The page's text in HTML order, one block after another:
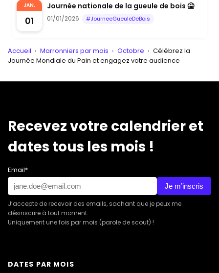
JAN.
01
Journée nationale de la gueule de bois 🤮
01/01/2026 #JourneeGueuleDeBois
Accueil › Marronniers par mois › Octobre › Célébrez la
Journée Mondiale du Pain et engagez votre audience
Recevez votre calendrier et
dates tous les mois !
Email*
Je m’inscris
J’accepte de recevoir des emails, sachant que je peux me
désinscrire à tout moment.
Uniquement une fois par mois (parole de scout) !
DATES PAR MOIS